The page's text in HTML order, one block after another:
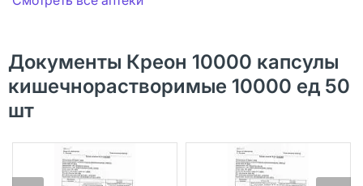
Документы Креон 10000 капсулы
кишечнорастворимые 10000 ед 50
шт